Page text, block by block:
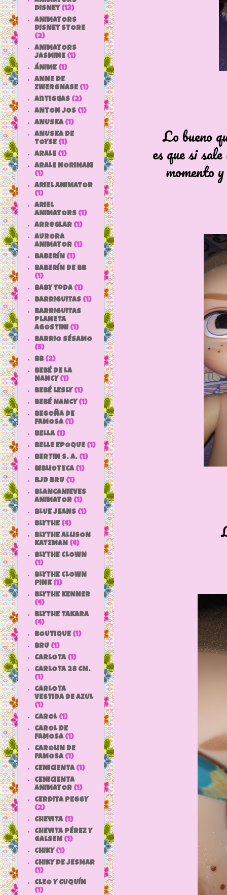
Lo bueno
es que si
momento
DISNEY (13)
ANIMATORS
DISNEY STORE
(2)
ANIMATORS
JASMINE (1)
ÁNIME (1)
ANNE DE
ZWERGNASE (1)
antiguas (2)
ANTON JOS (1)
ANUSKA (1)
ANUSKA DE
TOYSE (1)
ARALE (1)
ARALE NORIMAKI
(1)
ARIEL ANIMATOR
(1)
ARIEL
ANIMATORS (1)
arreglar (1)
AURORA
ANIMATOR (1)
BABERÍN (1)
BABERÍN DE BB
(1)
baby yoda (1)
BARRIGUITAS (1)
BARRIGUITAS
PLANETA
AGOSTINI (1)
BARRIO SÉSAMO
(5)
bb (2)
BEBÉ DE LA
NANCY (1)
BEBÉ LESLY (1)
BEBÉ NANCY (1)
BEGOÑA DE
FAMOSA (1)
BELLA (1)
BELLE EPOQUE (1)
BERTIN S. A. (1)
BIBLIOTECA (1)
BJD BRU (1)
BLANCANIEVES
ANIMATOR (1)
BLUE JEANS (1)
BLYTHE (4)
BLYTHE ALLISON
KATZMAN (4)
BLYTHE CLOWN
(1)
BLYTHE CLOWN
PINK (1)
BLYTHE KENNER
(4)
BLYTHE TAKARA
(4)
BOUTIQUE (1)
BRU (1)
CARLOTA (1)
CARLOTA 28 CM.
(1)
CARLOTA
VESTIDA DE AZUL
(1)
CAROL (1)
CAROL DE
FAMOSA (1)
CAROLIN DE
FAMOSA (1)
CENICIENTA (1)
CENICIENTA
ANIMATOR (1)
CERDITA PEGGY
(2)
CHEVITA (1)
CHEVITA PÉREZ Y
GALSEM (1)
CHIKY (1)
CHIKY DE JESMAR
(1)
CLEO Y CUQUÍN
(1)